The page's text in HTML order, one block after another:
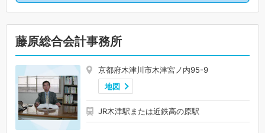
藤原総合会計事務所
京都府木津川市木津宮ノ内95-9
地図
JR木津駅または近鉄高の原駅